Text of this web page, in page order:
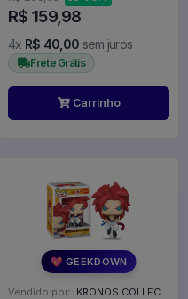
R$ 159,98
4x R$ 40,00 sem juros
Frete Grátis
Carrinho
💖 GEEKDOWN
Vendido por: KRONOS COLLECTIONS - PR